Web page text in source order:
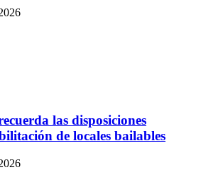
las disposiciones
de locales bailables